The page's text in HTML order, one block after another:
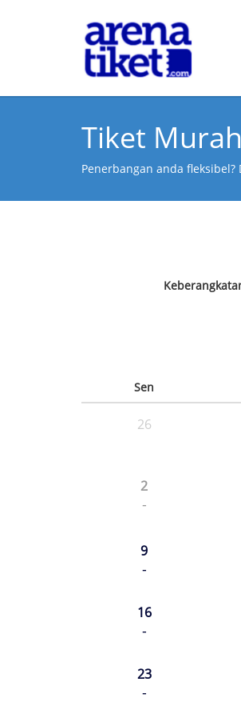
Tiket Murah
Penerbangan anda
Sen
26
2
-
9
-
16
-
23
-